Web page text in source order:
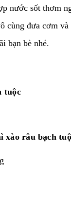
nước sốt thơm
cùng đưa cơm
bạn bè nhé.
tuộc
xào râu bạch